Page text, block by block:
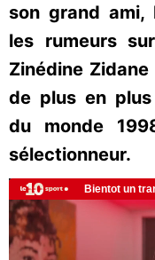
son grand ami,
les rumeurs
Zinédine
de plus en plus
du monde
sélectionneur.